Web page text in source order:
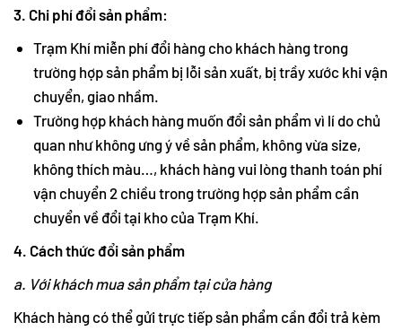
3. Chi phí đổi sản phẩm:
Trạm Khí miễn phí đổi hàng cho khách hàng trong
trường hợp sản phẩm bị lỗi sản xuất, bị trầy xước khi vận
chuyển, giao nhầm.
Trường hợp khách hàng muốn đổi sản phẩm vì lí do chủ
quan như không ưng ý về sản phẩm, không vừa size,
không thích màu…, khách hàng vui lòng thanh toán phí
vận chuyển 2 chiều trong trường hợp sản phẩm cần
chuyển về đổi tại kho của Trạm Khí.
4. Cách thức đổi sản phẩm
a. Với khách mua sản phẩm tại cửa hàng
Khách hàng có thể gửi trực tiếp sản phẩm cần đổi trả kèm